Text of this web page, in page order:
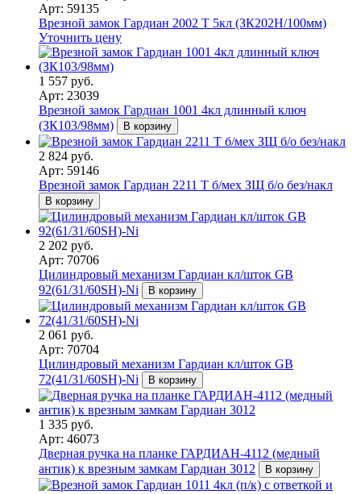
Арт: 59135
Врезной замок Гардиан 2002 Т 5кл (ЗК202Н/100мм)
Уточнить цену
1 557 руб.
Арт: 23039
Врезной замок Гардиан 1001 4кл длинный ключ
(ЗК103/98мм)
В корзину
2 824 руб.
Арт: 59146
Врезной замок Гардиан 2211 Т б/мех ЗЩ б/о без/накл
В корзину
2 202 руб.
Арт: 70706
Цилиндровый механизм Гардиан кл/шток GB
92(61/31/60SH)-Ni
В корзину
2 061 руб.
Арт: 70704
Цилиндровый механизм Гардиан кл/шток GB
72(41/31/60SH)-Ni
В корзину
1 335 руб.
Арт: 46073
Дверная ручка на планке ГАРДИАН-4112 (медный
антик) к врезным замкам Гардиан 3012
В корзину